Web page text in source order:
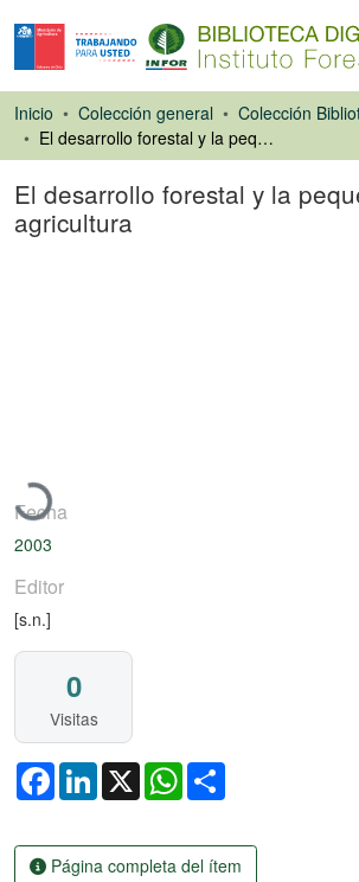
Inicio Colección general
Colección
El desarrollo forestal y la pequeña agricultura
El desarrollo forestal y la
agricultura
Cargando...
Fecha
2003
Editor
[s.n.]
0
Visitas
FacebookLinkedIn
X WhatsApp
Página completa del ítem